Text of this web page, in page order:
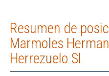
Resumen de
Marmoles
Herrezuelo Sl